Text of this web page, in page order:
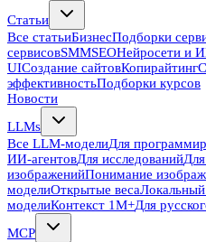
Статьи
Все статьиБизнесПодборки
сервисовSMMSEOНейросети и
UIСоздание сайтовКопирайтинг
эффективностьПодборки курсов
Новости
LLMs
Все LLM-моделиДля
ИИ-агентовДля исследований
изображенийПонимание
моделиОткрытые весаЛокальный
моделиКонтекст 1M+Для
MCP